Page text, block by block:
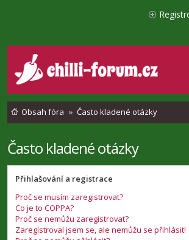
Obsah fóra Často kladené otázky
Často kladené otázky
Přihlašování a registrace
Proč se musím zaregistrovat?
Co je to COPPA?
Proč se nemůžu zaregistrovat?
Zaregistroval jsem se, ale nemůžu se přihlásit!